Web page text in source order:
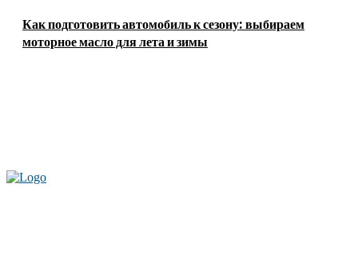
Как подготовить автомобиль к сезону: выбираем
моторное масло для лета и зимы